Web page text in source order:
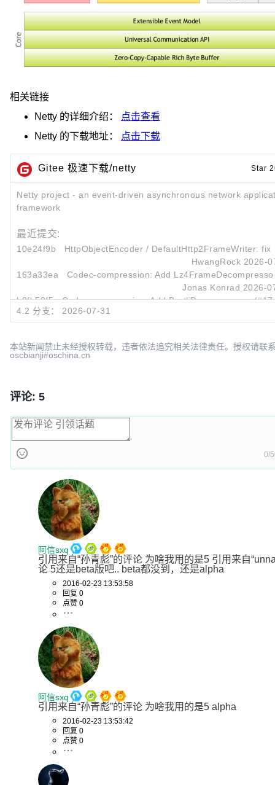
相关链接
Netty 的详细介绍：
点击查看
Netty 的下载地址： 点击下载
Gitee 极速下载/netty Star
Netty project - an event-driven asynchronous network
framework
最近提交:
10e24f9b HttpObjectEncoder / DefaultHttp2FrameWriter: fix
HwangRock 2026-
163a33ea
Codec-compression: Add
Jonas Konrad 2026-
b8fb58f5
Codec-compression: Add BrotliDecompressor
4.2 分支： 2026-07-31
本站新闻禁止未经授权转载，违者依法追究相关法律责任。授权请联
oscbianji#oschina.cn
评论: 5
0/
阿信sxq
引用来自“孙青彪”的评论 为啥我用的是5 引用来自
论 5还是beta版吧.. beta都没到，还是alpha
2016-02-23 13:53:58
回复 0
点赞 0
阿信sxq
引用来自“孙青彪”的评论 为啥我用的是5 alpha
2016-02-23 13:53:42
回复 0
点赞 0